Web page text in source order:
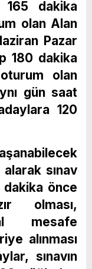
165 dakika
olan Alan
Pazar
180 dakika
olan
gün saat
120
sınav
önce
olması,
mesafe
alınması
sınavın